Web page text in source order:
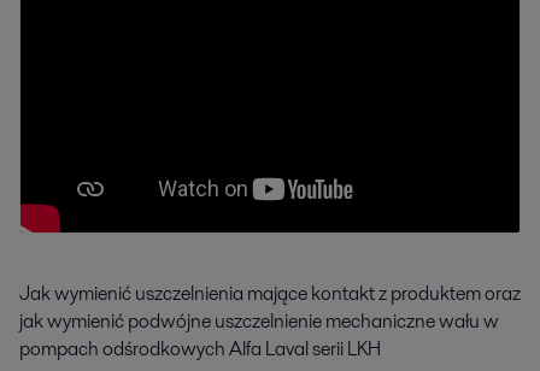
Jak wymienić uszczelnienia mające kontakt z produktem oraz
jak wymienić podwójne uszczelnienie mechaniczne wału w
pompach odśrodkowych Alfa Laval serii LKH